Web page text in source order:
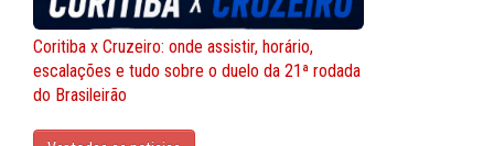
Coritiba x Cruzeiro: onde assistir, horário,
escalações e tudo sobre o duelo da 21ª rodada
do Brasileirão